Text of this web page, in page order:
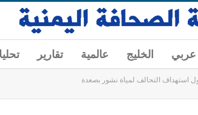
عربي الخليج عالمية تقارير
استهداف التحالف لمياة نشور بصعدة